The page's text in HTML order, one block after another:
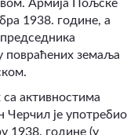
Армија Пољске
1938. године, а
повраћених земаља
са активностима
Черчил је употребио
1938. године (у